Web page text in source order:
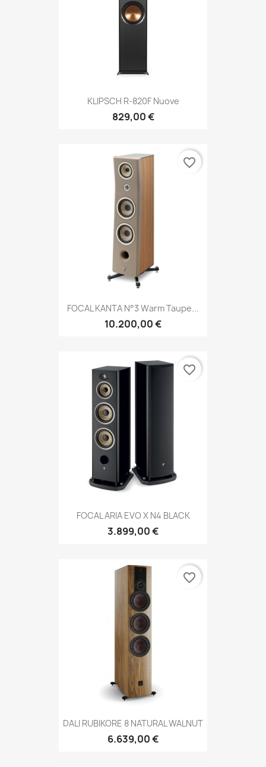
KLIPSCH R-820F Nuove
829,00 €
FOCAL KANTA N°3 Warm Taupe...
10.200,00 €
favorite_border
FOCAL ARIA EVO X N4 BLACK
3.899,00 €
favorite_border
DALI RUBIKORE 8 NATURAL WALNUT
6.639,00 €
favorite_border